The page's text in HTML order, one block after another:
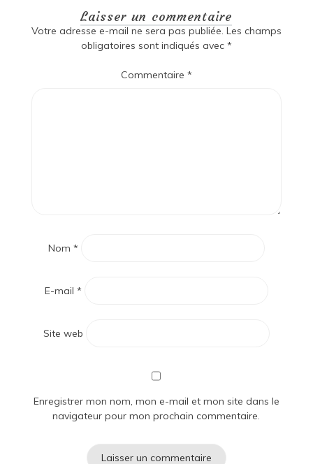
Laisser un commentaire
Votre adresse e-mail ne sera pas publiée. Les champs
obligatoires sont indiqués avec *
Commentaire *
Nom *
E-mail *
Site web
Enregistrer mon nom, mon e-mail et mon site dans le
navigateur pour mon prochain commentaire.